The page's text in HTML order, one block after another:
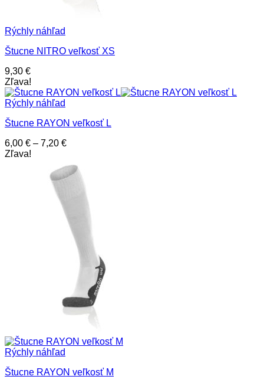
Rýchly náhľad
Štucne NITRO veľkosť XS
9,30 €
Zľava!
Rýchly náhľad
Štucne RAYON veľkosť L
6,00 € – 7,20 €Price
6,00 €
through
7,20 €
Zľava!
Rýchly náhľad
Štucne RAYON veľkosť M